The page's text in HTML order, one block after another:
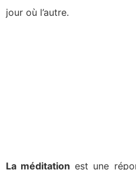
jour où l’autre.
La méditation est une